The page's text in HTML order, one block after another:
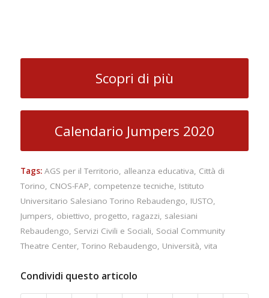
Scopri di più
Calendario Jumpers 2020
Tags: AGS per il Territorio, alleanza educativa, Città di
Torino, CNOS-FAP, competenze tecniche, Istituto
Universitario Salesiano Torino Rebaudengo, IUSTO,
Jumpers, obiettivo, progetto, ragazzi, salesiani
Rebaudengo, Servizi Civili e Sociali, Social Community
Theatre Center, Torino Rebaudengo, Università, vita
Condividi questo articolo